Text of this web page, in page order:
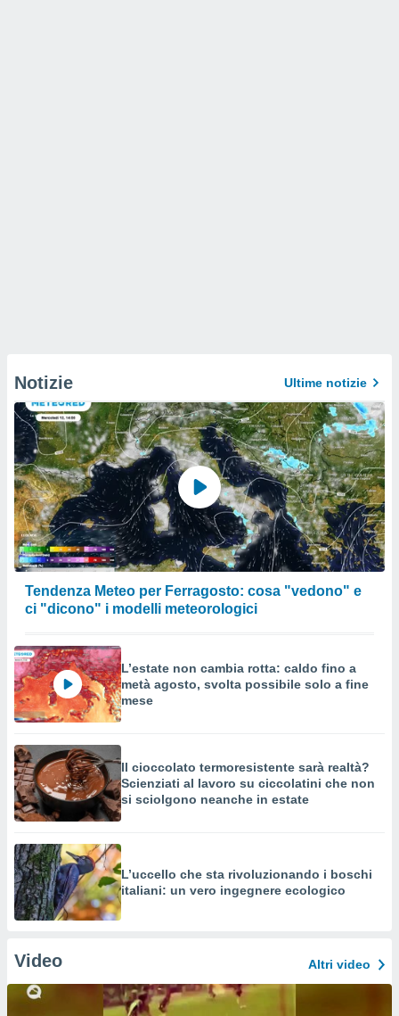
Notizie Ultime notizie
Tendenza Meteo per Ferragosto: cosa "vedono" e
ci "dicono" i modelli meteorologici
L’estate non cambia rotta: caldo fino a
metà agosto, svolta possibile solo a fine
mese
Il cioccolato termoresistente sarà realtà?
Scienziati al lavoro su ciccolatini che non
si sciolgono neanche in estate
L’uccello che sta rivoluzionando i boschi
italiani: un vero ingegnere ecologico
Video Altri video